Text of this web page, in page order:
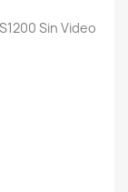
Sin Video